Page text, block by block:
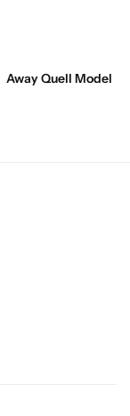
Away Quell Model